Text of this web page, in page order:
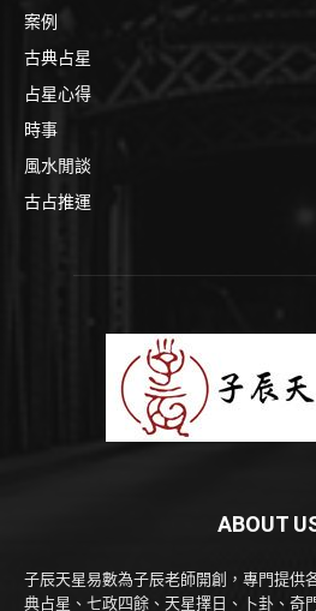
案例
古典占星
占星心得
時事
風水閒談
古占推運
ABOUT
子辰天星易數為子辰老師開創，專門提供
典占星、七政四餘、天星擇日、卜卦、奇